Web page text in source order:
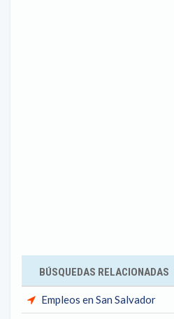
BÚSQUEDAS RELACIONADAS
Empleos en San Salvador